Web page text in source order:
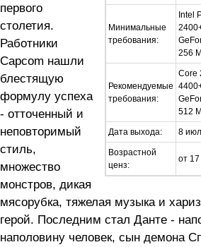
Минимальные
требования:
Intel
256
Рекомендуемые
требования:
Core
512
Дата выхода: 8
Возрастной
ценз:
от
первого
столетия.
Работники
Capcom нашли
блестящую
формулу успеха
- отточенный и
неповторимый
стиль,
множество
монстров, дикая
мясорубка, тяжелая музыка и
герой. Последним стал Данте -
наполовину человек, сын демона